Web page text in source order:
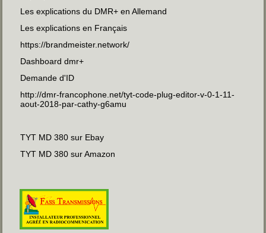
Les explications du DMR+ en Allemand
Les explications en Français
https://brandmeister.network/
Dashboard dmr+
Demande d'ID
http://dmr-francophone.net/tyt-code-plug-editor-v-0-1-11-
aout-2018-par-cathy-g6amu
TYT MD 380 sur Ebay
TYT MD 380 sur Amazon